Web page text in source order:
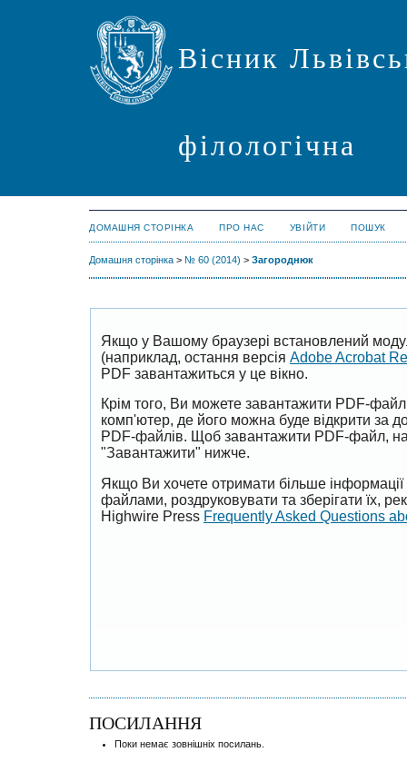
Вісник
філологічна
ДОМАШНЯ СТОРІНКА ПРО НАС УВІЙТИ ПОШУК
Домашня сторінка > № 60 (2014) > Загороднюк
Якщо у Вашому браузері встановлений
(наприклад, остання версія Adobe Acrobat
PDF завантажиться у це вікно.
Крім того, Ви можете завантажити PDF-
комп'ютер, де його можна буде відкрити за
PDF-файлів. Щоб завантажити PDF-файл,
"Завантажити" нижче.
Якщо Ви хочете отримати більше
файлами, роздруковувати та зберігати їх,
Highwire Press Frequently Asked Questions
ПОСИЛАННЯ
Поки немає зовнішніх посилань.